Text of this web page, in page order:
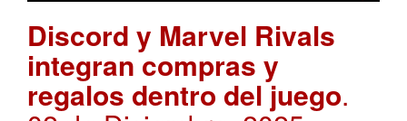
Discord y Marvel Rivals
integran compras y
regalos dentro del juego.